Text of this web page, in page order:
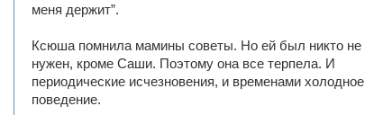
меня держит”.
Ксюша помнила мамины советы. Но ей был никто не
нужен, кроме Саши. Поэтому она все терпела. И
периодические исчезновения, и временами холодное
поведение.